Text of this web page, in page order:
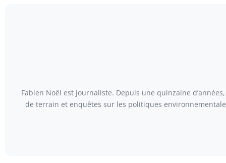
Fabien Noël est journaliste. Depuis une quinzaine
de terrain et enquêtes sur les politiques